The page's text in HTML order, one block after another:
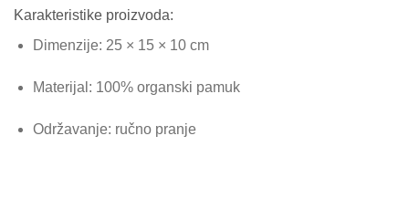
Karakteristike proizvoda:
Dimenzije: 25 × 15 × 10 cm
Materijal: 100% organski pamuk
Održavanje: ručno pranje